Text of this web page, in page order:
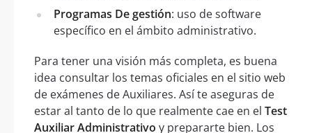
Programas De gestión: uso de software
específico en el ámbito administrativo.
Para tener una visión más completa, es buena
idea consultar los temas oficiales en el sitio web
de exámenes de Auxiliares. Así te aseguras de
estar al tanto de lo que realmente cae en el Test
Auxiliar Administrativo y prepararte bien. Los